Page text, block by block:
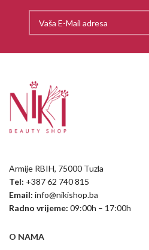
Armije RBIH, 75000 Tuzla
Tel: +387 62 740 815
Email: info@nikishop.ba
Radno vrijeme: 09:00h – 17:00h
O NAMA